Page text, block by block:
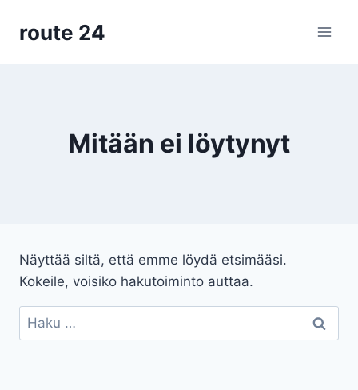
sisältöön
route 24
Mitään ei löytynyt
Näyttää siltä, että emme löydä etsimääsi.
Kokeile, voisiko hakutoiminto auttaa.
Haku: